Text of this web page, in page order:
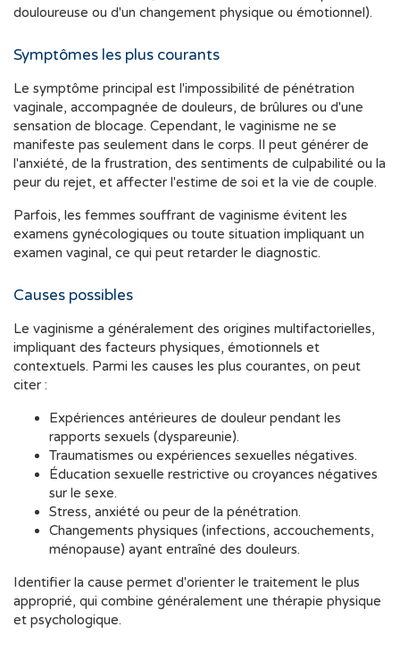
douloureuse ou d'un changement physique ou émotionnel).
Symptômes les plus courants
Le symptôme principal est l'impossibilité de pénétration
vaginale, accompagnée de douleurs, de brûlures ou d'une
sensation de blocage. Cependant, le vaginisme ne se
manifeste pas seulement dans le corps. Il peut générer de
l'anxiété, de la frustration, des sentiments de culpabilité ou la
peur du rejet, et affecter l'estime de soi et la vie de couple.
Parfois, les femmes souffrant de vaginisme évitent les
examens gynécologiques ou toute situation impliquant un
examen vaginal, ce qui peut retarder le diagnostic.
Causes possibles
Le vaginisme a généralement des origines multifactorielles,
impliquant des facteurs physiques, émotionnels et
contextuels. Parmi les causes les plus courantes, on peut
citer :
Expériences antérieures de douleur pendant les
rapports sexuels (dyspareunie).
Traumatismes ou expériences sexuelles négatives.
Éducation sexuelle restrictive ou croyances négatives
sur le sexe.
Stress, anxiété ou peur de la pénétration.
Changements physiques (infections, accouchements,
ménopause) ayant entraîné des douleurs.
Identifier la cause permet d'orienter le traitement le plus
approprié, qui combine généralement une thérapie physique
et psychologique.